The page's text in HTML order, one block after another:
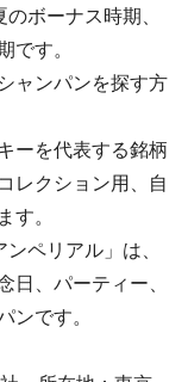
ボーナス時期、
です。
ャンパンを探す方
ーを代表する銘柄
レクション用、自
す。
ペリアル」は、
、パーティー、
ンです。